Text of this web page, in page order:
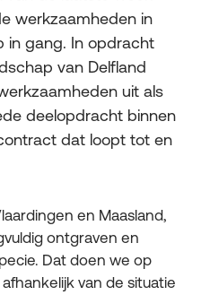
werkzaamheden in
in gang. In opdracht
van Delfland
uit als
deelopdracht binnen
dat loopt tot en
en Maasland,
ontgraven en
Dat doen we op
van de situatie